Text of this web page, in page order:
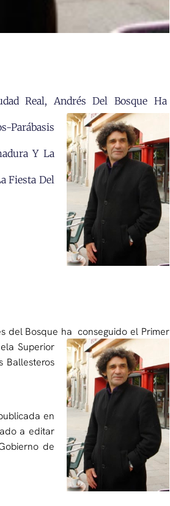
Real, Andrés Del Bosque Ha
Parábasis
Y La
Fiesta Del
del Bosque ha conseguido el Primer
Superior
Ballesteros
en
a editar
de